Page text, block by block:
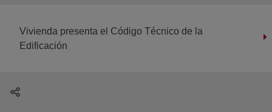
Vivienda presenta el Código Técnico de la
Edificación